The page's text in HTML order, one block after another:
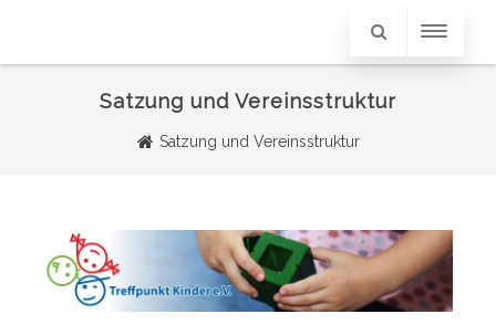
Satzung und Vereinsstruktur
Satzung und Vereinsstruktur